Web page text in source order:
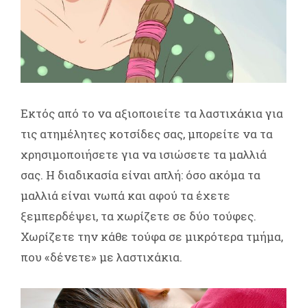
Εκτός από το να αξιοποιείτε τα λαστιχάκια για
τις ατημέλητες κοτσίδες σας, μπορείτε να τα
χρησιμοποιήσετε για να ισιώσετε τα μαλλιά
σας. Η διαδικασία είναι απλή: όσο ακόμα τα
μαλλιά είναι νωπά και αφού τα έχετε
ξεμπερδέψει, τα χωρίζετε σε δύο τούφες.
Χωρίζετε την κάθε τούφα σε μικρότερα τμήμα,
που «δένετε» με λαστιχάκια.